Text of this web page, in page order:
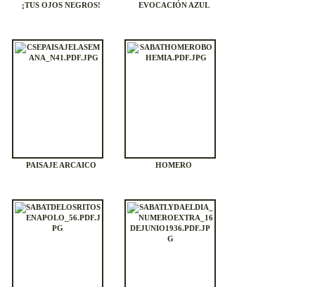
¡TUS OJOS NEGROS! EVOCACIÓN AZUL
PAISAJE ARCAICO HOMERO